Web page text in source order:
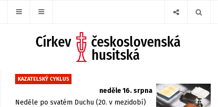
KAZATELSKÝ CYKLUS
neděle 16. srpna
Neděle po svatém Duchu (20. v mezidobí)